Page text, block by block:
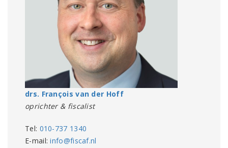
drs. François van der Hoff
oprichter & fiscalist
Tel: 010-737 1340
E-mail:info@fiscaf.nl